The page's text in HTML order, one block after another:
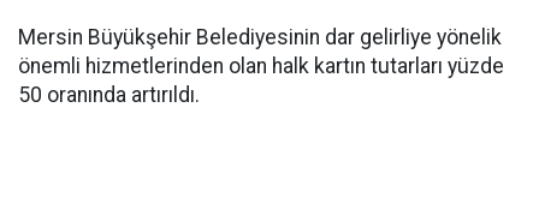
Mersin Büyükşehir Belediyesinin dar gelirliye yönelik
önemli hizmetlerinden olan halk kartın tutarları yüzde
50 oranında artırıldı.